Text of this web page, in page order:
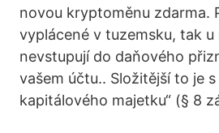
novou kryptoměnu zdarma.
vyplácené v tuzemsku, tak
nevstupují do daňového
vašem účtu.. Složitější to je
kapitálového majetku“ (§ 8